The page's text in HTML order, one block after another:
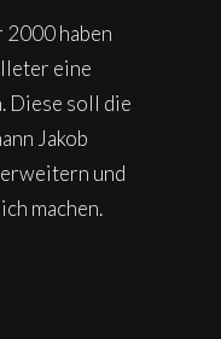
2000 haben
eine
Diese soll die
Jakob
und
machen.